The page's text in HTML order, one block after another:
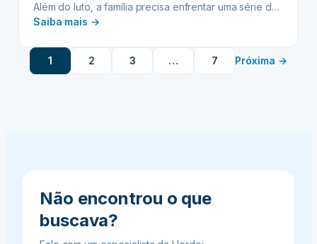
Além do luto, a família precisa enfrentar uma série de
burocracias para regularizar os bens deixados, o que
existe uma solução eficiente e menos complexa para
muitas…
Saiba mais →:
EM
CARTÓRIO:
1 2 3 … 7 Próxima →
Não encontrou o que
buscava?